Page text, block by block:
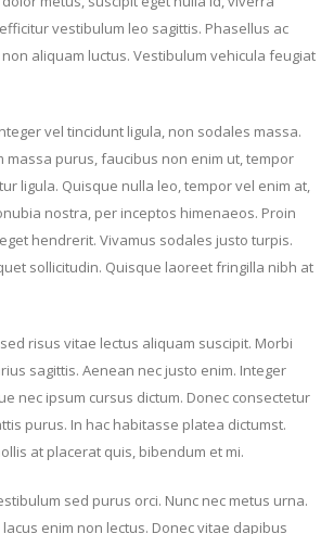
vestibulum leo sagittis. Phasellus ac
aliquam luctus. Vestibulum vehicula feugiat
vel tincidunt ligula, non sodales massa.
purus, faucibus non enim ut, tempor
ligula. Quisque nulla leo, tempor vel enim at,
nostra, per inceptos himenaeos. Proin
hendrerit. Vivamus sodales justo turpis.
sollicitudin. Quisque laoreet fringilla nibh at
risus vitae lectus aliquam suscipit. Morbi
sagittis. Aenean nec justo enim. Integer
nec ipsum cursus dictum. Donec consectetur
purus. In hac habitasse platea dictumst.
at placerat quis, bibendum et mi.
sed purus orci. Nunc nec metus urna.
enim non lectus. Donec vitae dapibus